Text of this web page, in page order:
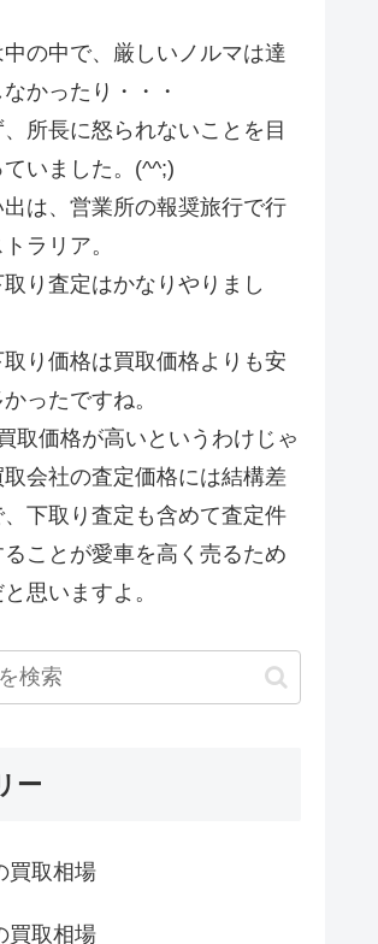
の中で、厳しいノルマは達
かったり・・・
、所長に怒られないことを目
いました。(^^;)
は、営業所の報奨旅行で行
ラリア。
り査定はかなりやりまし
り価格は買取価格よりも安
ったですね。
取価格が高いというわけじゃ
会社の査定価格には結構差
下取り査定も含めて査定件
ことが愛車を高く売るため
思いますよ。
ー
買取相場
買取相場